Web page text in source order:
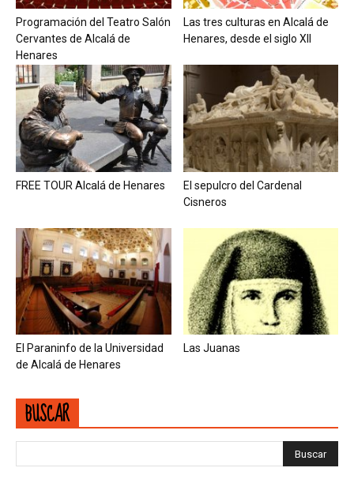
Programación del Teatro Salón
Cervantes de Alcalá de
Henares
Las tres culturas en Alcalá de
Henares, desde el siglo XII
FREE TOUR Alcalá de Henares
El sepulcro del Cardenal
Cisneros
El Paraninfo de la Universidad
de Alcalá de Henares
Las Juanas
BUSCAR